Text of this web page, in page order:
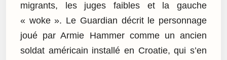
migrants, les juges faibles et la gauche
« woke ». Le Guardian décrit le personnage
joué par Armie Hammer comme un ancien
soldat américain installé en Croatie, qui s’en